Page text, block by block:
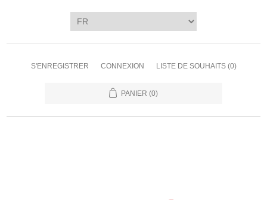
S'ENREGISTRER CONNEXION LISTE DE SOUHAITS (0)
PANIER (0)